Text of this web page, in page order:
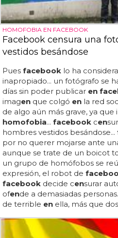
HOMOFOBIA EN FACEBOOK
Facebook censura una
vestidos besándose
Pues facebook lo ha
inapropiado... un fotógrafo se
días sin poder publicar en
imagen que colgó en la red
de algo aún más grave, ya que
homofobia... facebook cen
hombres vestidos besándose...
por no querer mojarse ante
aunque se trate de un boicot
un grupo de homófobos se
expresión, el robot de
facebook decide censurar
ofende a demasiadas
de terrible en ella, más que